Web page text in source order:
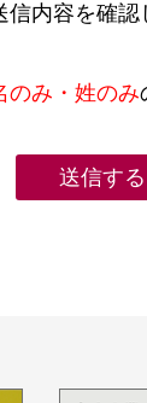
内容を確認
のみ・姓のみ